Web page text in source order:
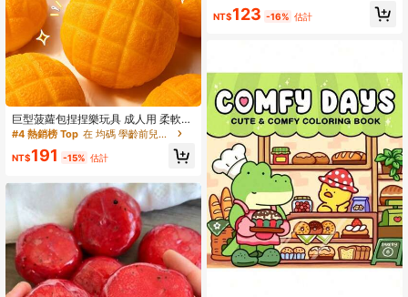
巨型菠蘿包捏捏樂玩具 成人用 柔軟香
氛烘焙壓力舒緩玩具 慢回彈感官紓壓
玩具 仿真麵包桌面裝飾 獨特捏捏樂收
藏家禮物 #壓力舒緩 #感官玩具 #捏
#4 熱銷榜 Top 在 均碼 學齡前兒童玩具
NT$191 -15% 估計
NT$123 -16% 估計